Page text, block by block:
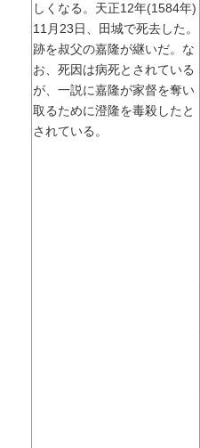
しくなる。天正12年(1584年)
11月23日、田城で死去した。
跡を叔父の嘉隆が継いだ。な
お、死因は病死とされている
が、一説に嘉隆が家督を奪い
取るために澄隆を毒殺したと
されている。